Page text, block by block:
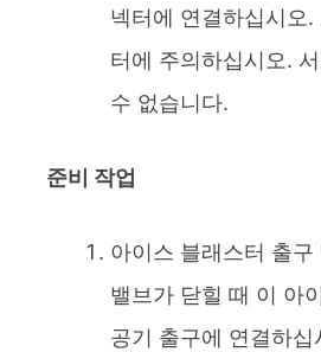
넥터에 연결하십시오
터에 주의하십시오.
수 없습니다.
준비 작업
아이스 블래스터 출
밸브가 닫힐 때 이 아
공기 출구에 연결하